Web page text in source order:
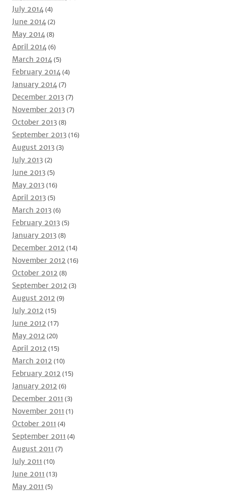
July 2014(4)
June 2014(2)
May 2014(8)
April 2014(6)
March 2014(5)
February 2014(4)
January 2014(7)
December 2013 (7)
November 2013 (7)
October 2013 (8)
September 2013 (16)
August 2013 (3)
July 2013 (2)
June 2013 (5)
May 2013 (16)
April 2013 (5)
March 2013 (6)
February 2013 (5)
January 2013 (8)
December 2012 (14)
November 2012 (16)
October 2012 (8)
September 2012 (3)
August 2012 (9)
July 2012 (15)
June 2012 (17)
May 2012 (20)
April 2012 (15)
March 2012 (10)
February 2012 (15)
January 2012 (6)
December 2011 (3)
November 2011 (1)
October 2011 (4)
September 2011 (4)
August 2011 (7)
July 2011 (10)
June 2011 (13)
May 2011 (5)